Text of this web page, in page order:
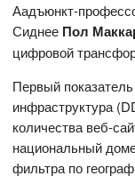
Аадъюнкт-
Сиднее Пол
цифровой
Первый
инфраструктура
количества веб-
национальный
фильтра по